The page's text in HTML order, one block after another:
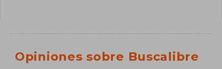
Opiniones sobre Buscalibre